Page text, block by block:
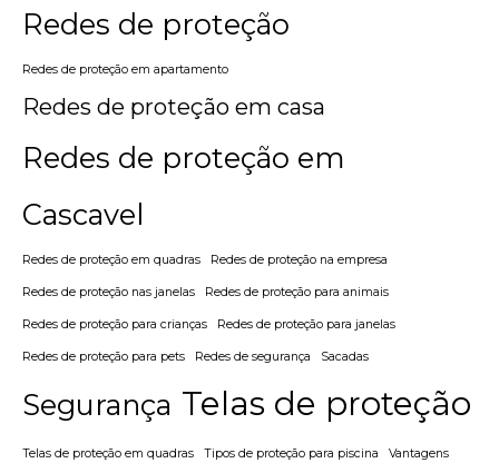
Redes de proteção
Redes de proteção em apartamento
Redes de proteção em casa
Redes de proteção em
Cascavel
Redes de proteção em quadras Redes de proteção na empresa
Redes de proteção nas janelas Redes de proteção para animais
Redes de proteção para crianças Redes de proteção para janelas
Redes de proteção para pets Redes de segurança Sacadas
Segurança Telas de proteção
Telas de proteção em quadras Tipos de proteção para piscina Vantagens